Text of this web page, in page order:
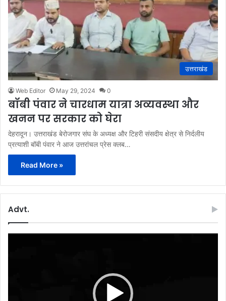
उत्तराखंड
Web Editor May 29, 2024 0
बॉबी पंवार ने चारधाम यात्रा अव्यवस्था और
खनन पर सरकार को घेरा
देहरादून। उत्तराखंड बेरोजगार संघ के अध्यक्ष और टिहरी संसदीय क्षेत्र से निर्दलीय
प्रत्याशी बॉबी पंवार ने आज उत्तरांचल प्रेस क्लब…
Read More »
Advt.